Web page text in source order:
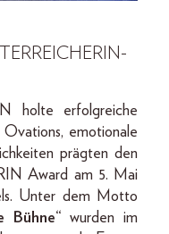
holte erfolgreiche
emotionale
prägten den
Award am 5. Mai
Unter dem Motto
Bühne“wurden im